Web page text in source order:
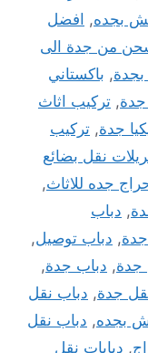
بجده, افضل
من جدة الى
بجدة, باكستاني
جدة, تركيب اثاث
جدة, تركيب
نقل بضائع
جده للاثاث,
, دباب
, دباب توصيل,
جدة, دباب جدة,
جدة, دباب نقل
بجده, دباب نقل
, دبابات نقل